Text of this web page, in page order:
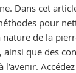
Dans cet
pour
de la
ainsi que des
l’avenir.